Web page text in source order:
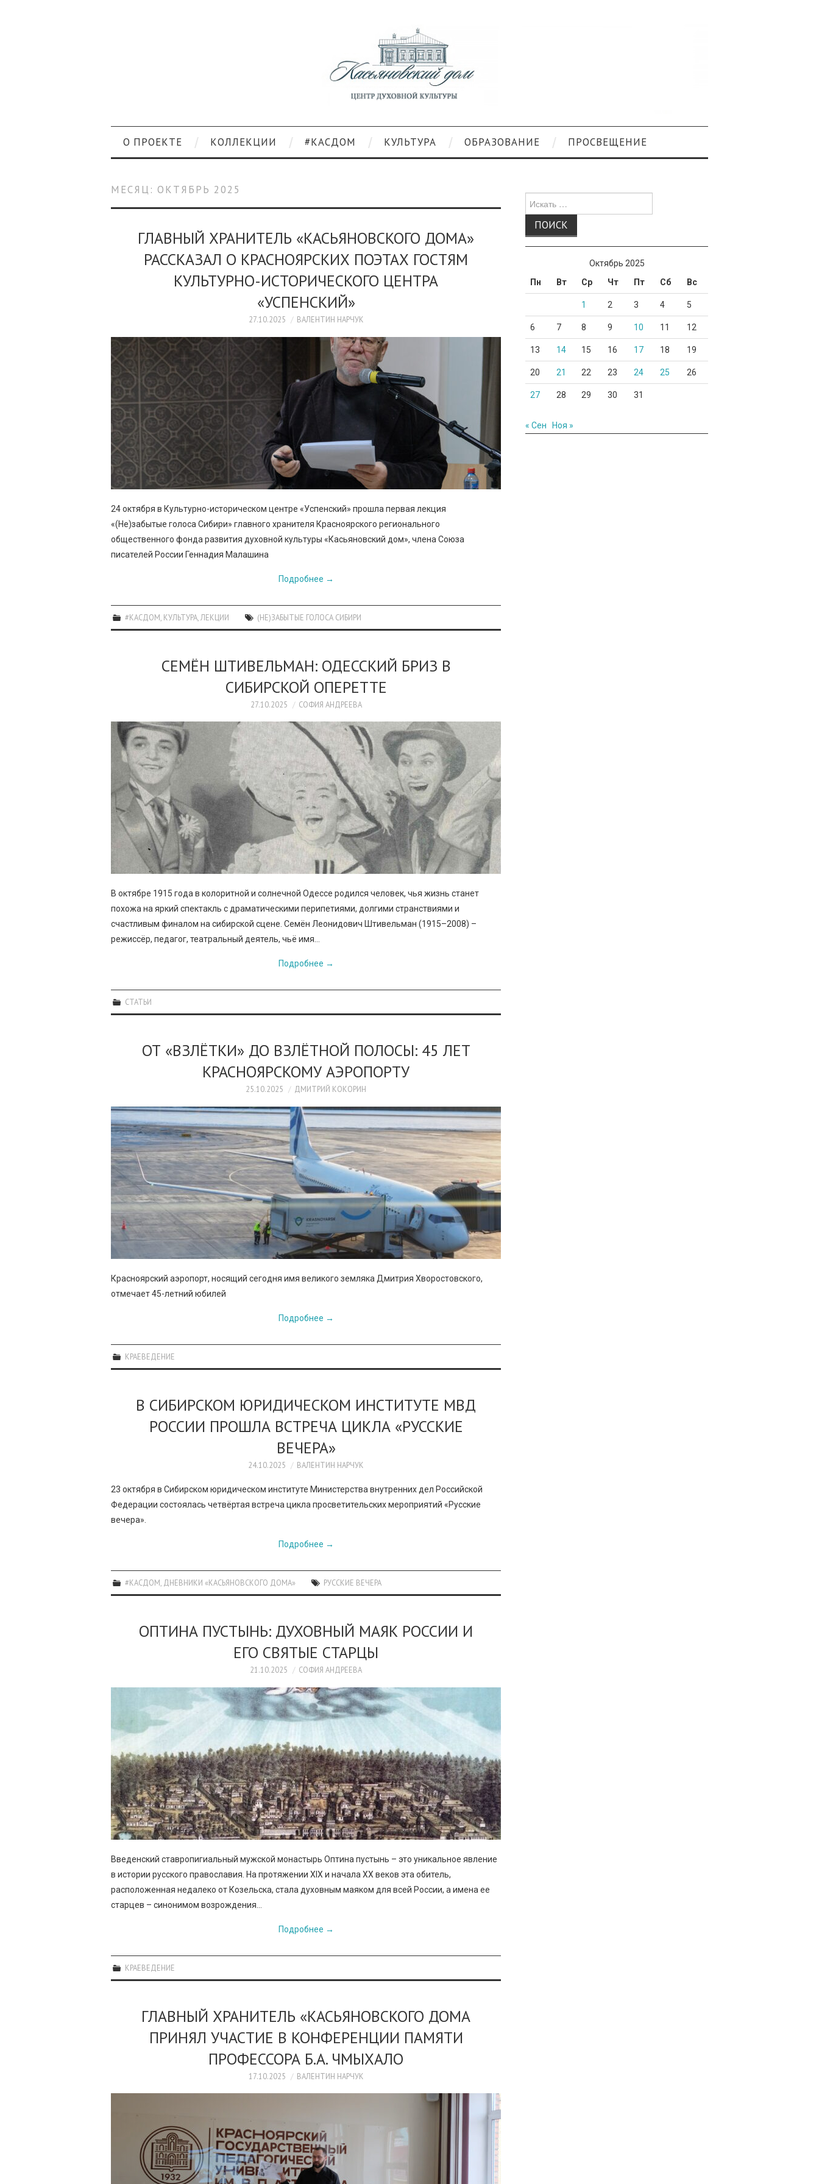
О ПРОЕКТЕ КОЛЛЕКЦИИ #КАСДОМ КУЛЬТУРА ОБРАЗОВАНИЕ ПРОСВЕЩЕНИЕ
МЕСЯЦ: ОКТЯБРЬ 2025
ГЛАВНЫЙ ХРАНИТЕЛЬ «КАСЬЯНОВСКОГО ДОМА»
РАССКАЗАЛ О КРАСНОЯРСКИХ ПОЭТАХ ГОСТЯМ
КУЛЬТУРНО-ИСТОРИЧЕСКОГО ЦЕНТРА
«УСПЕНСКИЙ»
27.10.2025 ВАЛЕНТИН НАРЧУК
24 октября в Культурно-историческом центре «Успенский» прошла первая лекция
«(Не)забытые голоса Сибири» главного хранителя Красноярского регионального
общественного фонда развития духовной культуры «Касьяновский дом», члена Союза
писателей России Геннадия Малашина
Подробнее →
#КАСДОМ КУЛЬТУРА ЛЕКЦИИ (НЕ)ЗАБЫТЫЕ ГОЛОСА СИБИРИ
СЕМЁН ШТИВЕЛЬМАН: ОДЕССКИЙ БРИЗ В
СИБИРСКОЙ ОПЕРЕТТЕ
27.10.2025 СОФИЯ АНДРЕЕВА
В октябре 1915 года в колоритной и солнечной Одессе родился человек, чья жизнь станет
похожа на яркий спектакль с драматическими перипетиями, долгими странствиями и
счастливым финалом на сибирской сцене. Семён Леонидович Штивельман (1915–2008) –
режиссёр, педагог, театральный деятель, чьё имя…
Подробнее →
СТАТЬИ
ОТ «ВЗЛЁТКИ» ДО ВЗЛЁТНОЙ ПОЛОСЫ: 45 ЛЕТ
КРАСНОЯРСКОМУ АЭРОПОРТУ
25.10.2025 ДМИТРИЙ КОКОРИН
Красноярский аэропорт, носящий сегодня имя великого земляка Дмитрия Хворостовского,
отмечает 45-летний юбилей
Подробнее →
КРАЕВЕДЕНИЕ
В СИБИРСКОМ ЮРИДИЧЕСКОМ ИНСТИТУТЕ МВД
РОССИИ ПРОШЛА ВСТРЕЧА ЦИКЛА «РУССКИЕ
ВЕЧЕРА»
24.10.2025 ВАЛЕНТИН НАРЧУК
23 октября в Сибирском юридическом институте Министерства внутренних дел Российской
Федерации состоялась четвёртая встреча цикла просветительских мероприятий «Русские
вечера».
Подробнее →
#КАСДОМ ДНЕВНИКИ «КАСЬЯНОВСКОГО ДОМА» РУССКИЕ ВЕЧЕРА
ОПТИНА ПУСТЫНЬ: ДУХОВНЫЙ МАЯК РОССИИ И
ЕГО СВЯТЫЕ СТАРЦЫ
21.10.2025 СОФИЯ АНДРЕЕВА
Введенский ставропигиальный мужской монастырь Оптина пустынь – это уникальное явление
в истории русского православия. На протяжении XIX и начала XX веков эта обитель,
расположенная недалеко от Козельска, стала духовным маяком для всей России, а имена ее
старцев – синонимом возрождения…
Подробнее →
КРАЕВЕДЕНИЕ
ГЛАВНЫЙ ХРАНИТЕЛЬ «КАСЬЯНОВСКОГО ДОМА
ПРИНЯЛ УЧАСТИЕ В КОНФЕРЕНЦИИ ПАМЯТИ
ПРОФЕССОРА Б.А. ЧМЫХАЛО
17.10.2025 ВАЛЕНТИН НАРЧУК
для:
Октябрь 2025
Пн
Вт Ср Чт Пт Сб Вс
1 2 3 4 5
6 7 8 9 10 11 12
13 14 15 16 17 18 19
20 21 22 23 24 25 26
27 28 29 30 31
« Сен Ноя »